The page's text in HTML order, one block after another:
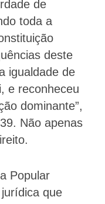
de
toda a
deste
igualdade de
e reconheceu
dominante”,
Não apenas
Popular
que